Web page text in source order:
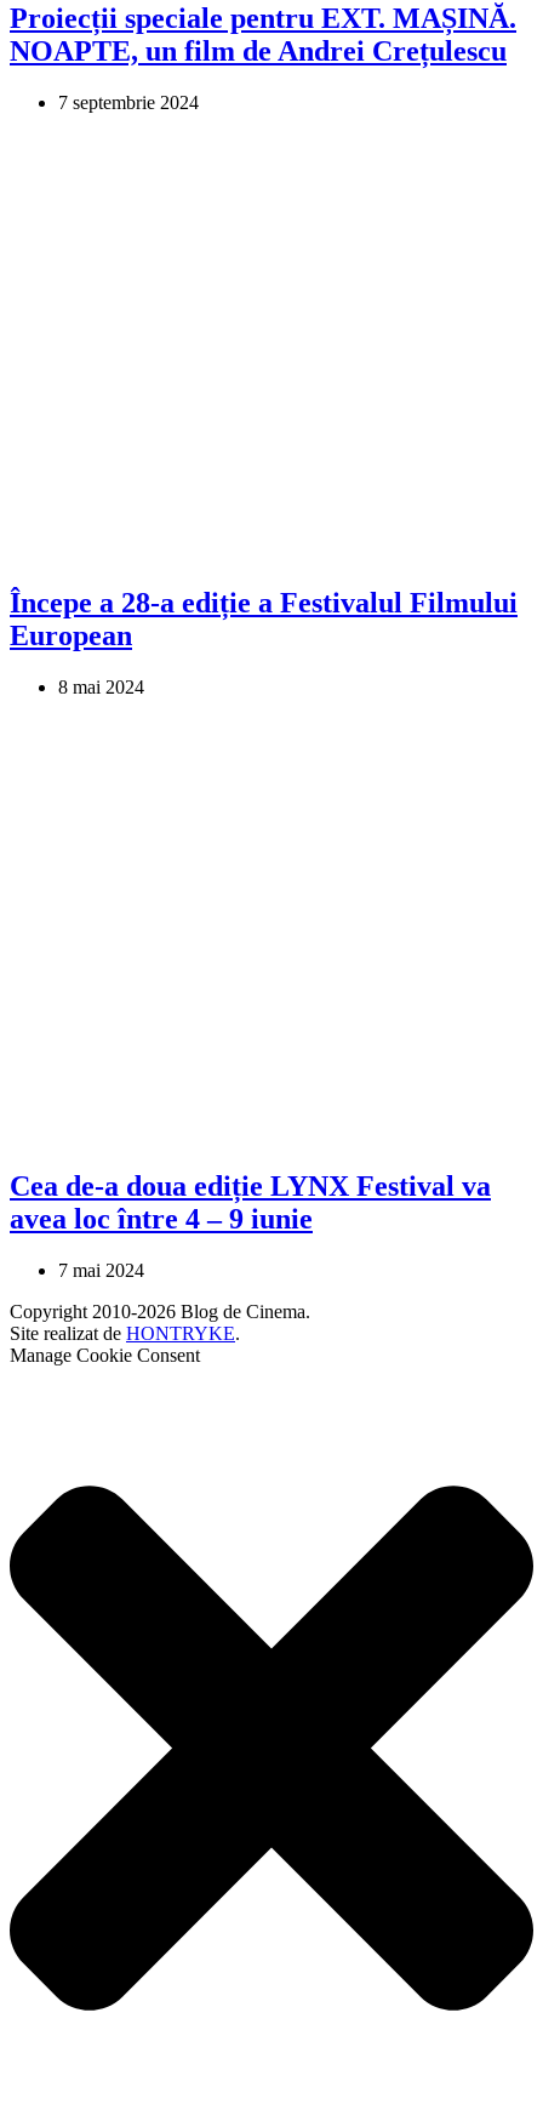
Proiecții speciale pentru EXT. MAȘINĂ.
NOAPTE, un film de Andrei Crețulescu
7 septembrie 2024
Începe a 28-a ediție a Festivalul Filmului
European
8 mai 2024
Cea de-a doua ediție LYNX Festival va
avea loc între 4 – 9 iunie
7 mai 2024
Copyright 2010-2026 Blog de Cinema.
Site realizat de HONTRYKE.
Manage Cookie Consent